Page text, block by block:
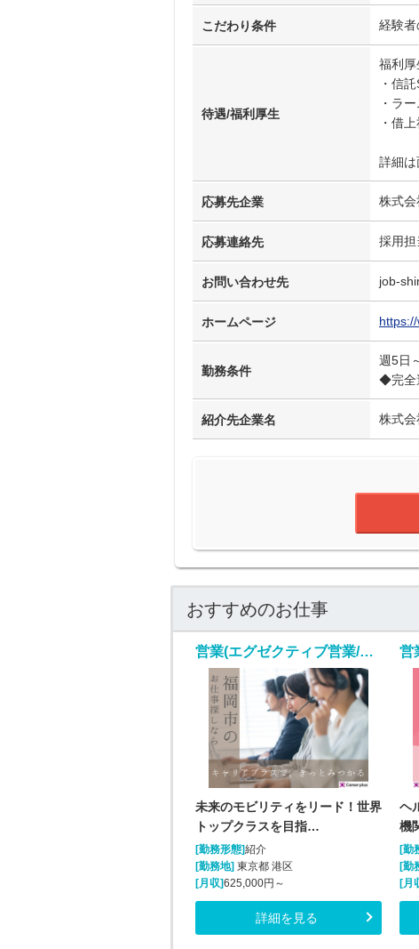
こだわり条件 経験者
待遇/福利厚生
福利厚
・信
・ラ
・借
詳細は
応募先企業 株式
応募連絡先 採用担
お問い合わせ先 job-
ホームページ
勤務条件
週5日
◆完全
紹介先企業名 株式会
おすすめのお仕事
営業(エグゼクティブ営業/随時入社/正社員)
未来のモビリティをリード！世界
トップクラスを目指…
[勤務形態]紹介
[勤務地] 東京都 港区
[月収]625,000円～
詳細を見る
ヘ
機
[勤
[勤
[月